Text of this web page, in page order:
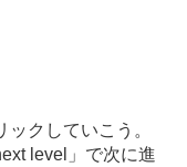
クしていこう。
level」で次に進